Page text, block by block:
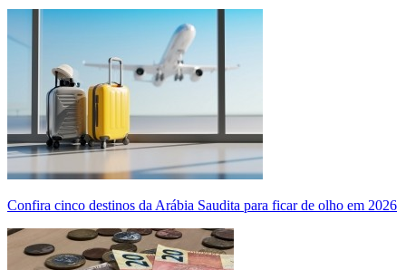
Confira cinco destinos da Arábia Saudita para ficar de olho em 2026